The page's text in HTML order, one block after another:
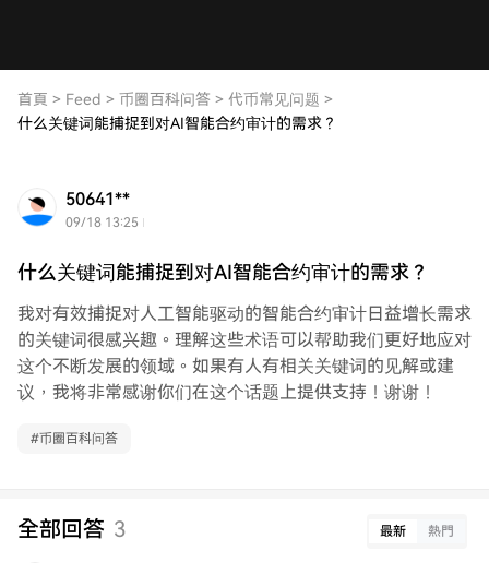
首頁 > Feed > 币圈百科问答 > 代币常见问题 >
什么关键词能捕捉到对AI智能合约审计的需求？
50641**
09/18 13:25
什么关键词能捕捉到对AI智能合约审计的需求？
我对有效捕捉对人工智能驱动的智能合约审计日益增长需求
的关键词很感兴趣。理解这些术语可以帮助我们更好地应对
这个不断发展的领域。如果有人有相关关键词的见解或建
议，我将非常感谢你们在这个话题上提供支持！谢谢！
#币圈百科问答
全部回答 3 最新 熱門